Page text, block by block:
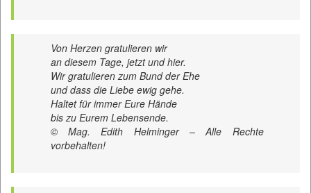
Von Herzen gratulieren wir
an diesem Tage, jetzt und hier.
Wir gratulieren zum Bund der Ehe
und dass die Liebe ewig gehe.
Haltet für immer Eure Hände
bis zu Eurem Lebensende.
© Mag. Edith Helminger – Alle Rechte
vorbehalten!